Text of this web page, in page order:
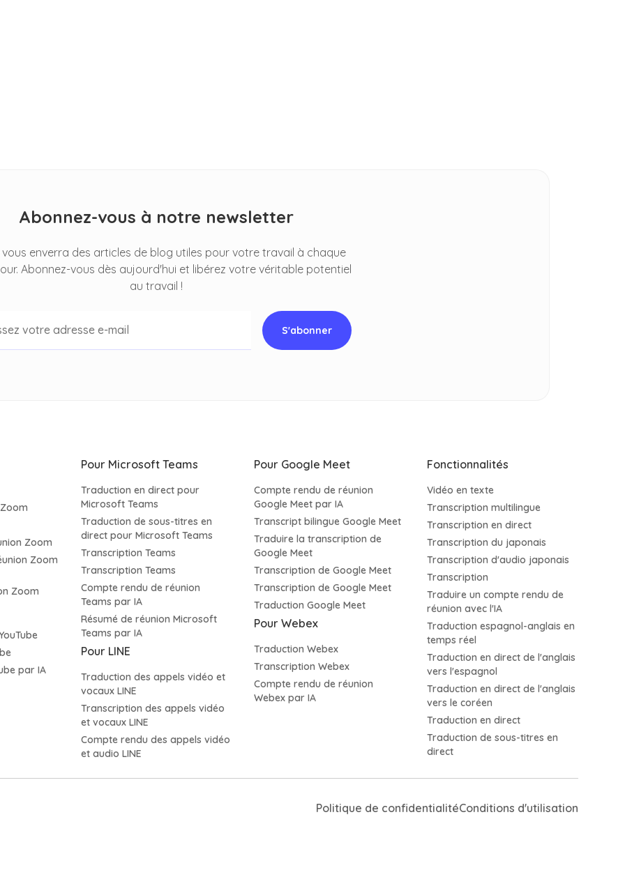
Abonnez-vous à notre newsletter
enverra des articles de blog utiles pour votre travail à chaque
Abonnez-vous dès aujourd'hui et libérez votre véritable potentiel
au travail !
Zoom
Zoom
Zoom
par IA
Pour Microsoft Teams
Traduction en direct pour
Microsoft Teams
Traduction de sous-titres en
direct pour Microsoft Teams
Transcription Teams
Transcription Teams
Compte rendu de réunion
Teams par IA
Résumé de réunion Microsoft
Teams par IA
Pour LINE
Traduction des appels vidéo et
vocaux LINE
Transcription des appels vidéo
et vocaux LINE
Compte rendu des appels vidéo
et audio LINE
Pour Google Meet
Compte rendu de réunion
Google Meet par IA
Transcript bilingue Google Meet
Traduire la transcription de
Google Meet
Transcription de Google Meet
Transcription de Google Meet
Traduction Google Meet
Pour Webex
Traduction Webex
Transcription Webex
Compte rendu de réunion
Webex par IA
Fonctionnalités
Vidéo en texte
Transcription multilingue
Transcription en direct
Transcription du japonais
Transcription d'audio japonais
Transcription
Traduire un compte rendu de
réunion avec l'IA
Traduction espagnol-anglais en
temps réel
Traduction en direct de l'anglais
vers l'espagnol
Traduction en direct de l'anglais
vers le coréen
Traduction en direct
Traduction de sous-titres en
direct
Politique de confidentialitéConditions d'utilisation